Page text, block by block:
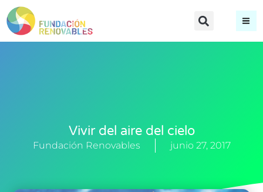
Vivir del aire del cielo
Fundación Renovables junio 27, 2017